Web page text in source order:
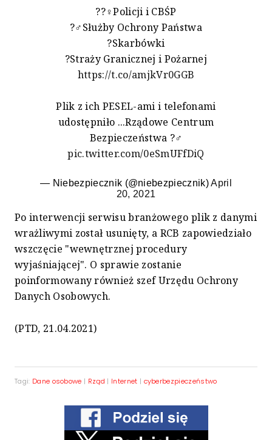
??‍♀️Policji i CBŚP
?️‍♂️Służby Ochrony Państwa
?Skarbówki
?Straży Granicznej i Pożarnej
https://t.co/amjkVr0GGB
Plik z ich PESEL-ami i telefonami
udostępniło ...Rządowe Centrum
Bezpieczeństwa ?‍♂️
pic.twitter.com/0eSmUFfDiQ
— Niebezpiecznik (@niebezpiecznik)April
20, 2021
Po interwencji serwisu branżowego plik z danymi
wrażliwymi został usunięty, a RCB zapowiedziało
wszczęcie "wewnętrznej procedury
wyjaśniającej". O sprawie zostanie
poinformowany również szef Urzędu Ochrony
Danych Osobowych.
(PTD, 21.04.2021)
Tagi: Dane osobowe | Rząd | Internet | cyberbezpieczeństwo